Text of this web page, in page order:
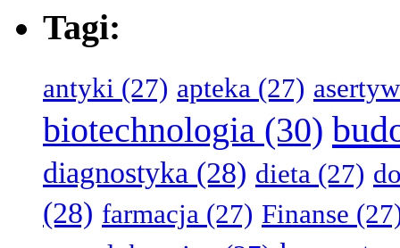
Tagi:
antyki (27) apteka (27)
biotechnologia (30)
diagnostyka (28) dieta (27)
(28) farmacja (27) Finanse